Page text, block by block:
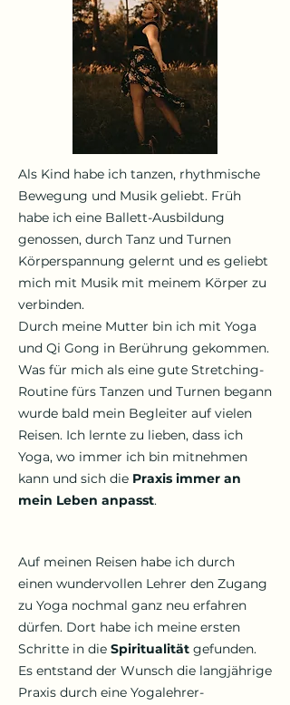
Als Kind habe ich tanzen, rhythmische
Bewegung und Musik geliebt. Früh
habe ich eine Ballett-Ausbildung
genossen, durch Tanz und Turnen
Körperspannung gelernt und es geliebt
mich mit Musik mit meinem Körper zu
verbinden.
Durch meine Mutter bin ich mit Yoga
und Qi Gong in Berührung gekommen.
Was für mich als eine gute Stretching-
Routine fürs Tanzen und Turnen begann
wurde bald mein Begleiter auf vielen
Reisen. Ich lernte zu lieben, dass ich
Yoga, wo immer ich bin mitnehmen
kann und sich die Praxis immer an
mein Leben anpasst.
Auf meinen Reisen habe ich durch
einen wundervollen Lehrer den Zugang
zu Yoga nochmal ganz neu erfahren
dürfen. Dort habe ich meine ersten
Schritte in die Spiritualität gefunden.
Es entstand der Wunsch die langjährige
Praxis durch eine Yogalehrer-